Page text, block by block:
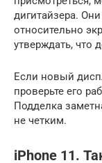
дигитайзера.
относительно
утверждать, что
Если новый
проверьте его
Подделка
не четким.
iPhone 11.